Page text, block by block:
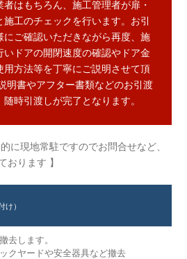
はもちろん、施工管理者が扉・
工のチェックを行います。お引
にご確認いただきながら再度、施
ドアの開閉速度の確認やドア金
用方法等を丁寧にご説明させて頂
明書やアフター書類などのお引渡
時引渡しが完了となります。
に現地常駐ですのでお問合せなど、
おります 】
け）
去します。
クヤードや安全器具など撤去